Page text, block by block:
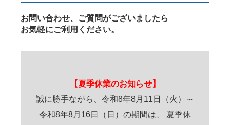
お問い合わせ、ご質問がございましたら
お気軽にご利用ください。
【夏季休業のお知らせ】
誠に勝手ながら、令和8年8月11日（火）～
令和8年8月16日（日）の期間は、 夏季休